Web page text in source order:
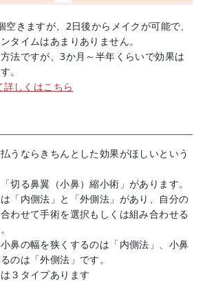
空きますが、2日後からメイクが可能で、
タイムはあまりありません。
法ですが、3か月～半年くらいで効果は
。
しくはこちら
うならきちんとした効果がほしいという
切る鼻翼（小鼻）縮小術」があります。
「内側法」と「外側法」があり、自分の
わせて手術を選択もしくは組み合わせる
鼻の幅を狭くするのは「内側法」、小鼻
のは「外側法」です。
３タイプあります